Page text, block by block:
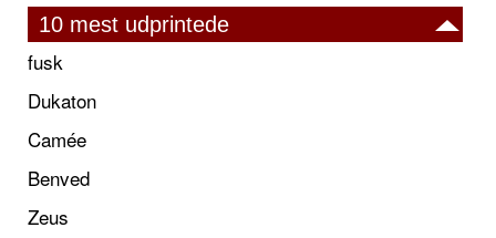
10 mest udprintede
fusk
Dukaton
Camée
Benved
Zeus